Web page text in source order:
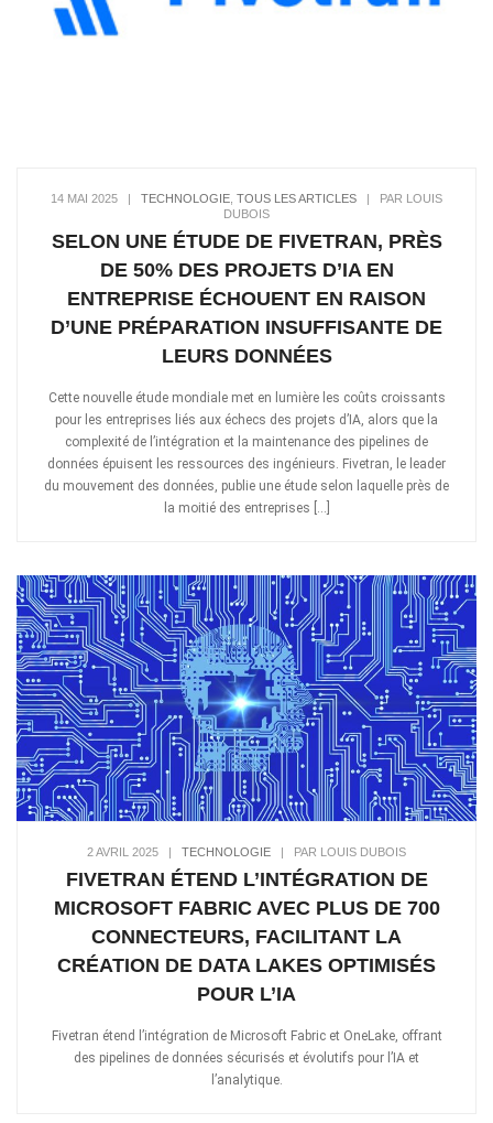
14 MAI 2025 | TECHNOLOGIE TOUS LES ARTICLES | PAR LOUIS
DUBOIS
SELON UNE ÉTUDE DE FIVETRAN, PRÈS
DE 50% DES PROJETS D’IA EN
ENTREPRISE ÉCHOUENT EN RAISON
D’UNE PRÉPARATION INSUFFISANTE DE
LEURS DONNÉES
Cette nouvelle étude mondiale met en lumière les coûts croissants
pour les entreprises liés aux échecs des projets d’IA, alors que la
complexité de l’intégration et la maintenance des pipelines de
données épuisent les ressources des ingénieurs. Fivetran, le leader
du mouvement des données, publie une étude selon laquelle près de
la moitié des entreprises […]
2 AVRIL 2025 | TECHNOLOGIE | PAR LOUIS DUBOIS
FIVETRAN ÉTEND L’INTÉGRATION DE
MICROSOFT FABRIC AVEC PLUS DE 700
CONNECTEURS, FACILITANT LA
CRÉATION DE DATA LAKES OPTIMISÉS
POUR L’IA
Fivetran étend l’intégration de Microsoft Fabric et OneLake, offrant
des pipelines de données sécurisés et évolutifs pour l’IA et
l’analytique.